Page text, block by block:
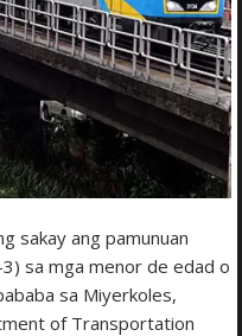
sakay ang pamunuan
sa mga menor de edad o
sa Miyerkoles,
of Transportation